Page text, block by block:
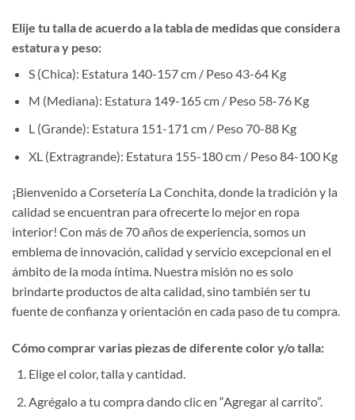
Elije tu talla de acuerdo a la tabla de medidas que considera
estatura y peso:
S (Chica): Estatura 140-157 cm / Peso 43-64 Kg
M (Mediana): Estatura 149-165 cm / Peso 58-76 Kg
L (Grande): Estatura 151-171 cm / Peso 70-88 Kg
XL (Extragrande): Estatura 155-180 cm / Peso 84-100 Kg
¡Bienvenido a Corsetería La Conchita, donde la tradición y la
calidad se encuentran para ofrecerte lo mejor en ropa
interior! Con más de 70 años de experiencia, somos un
emblema de innovación, calidad y servicio excepcional en el
ámbito de la moda íntima. Nuestra misión no es solo
brindarte productos de alta calidad, sino también ser tu
fuente de confianza y orientación en cada paso de tu compra.
Cómo comprar varias piezas de diferente color y/o talla:
Elige el color, talla y cantidad.
Agrégalo a tu compra dando clic en “Agregar al carrito”.